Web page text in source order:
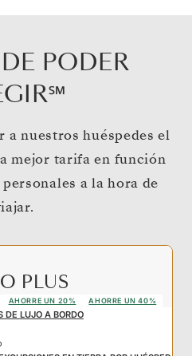
PODER
a nuestros huéspedes el
mejor tarifa en función
a la hora de
PLUS
AHORRE UN 20% AHORRE UN 40%
DE LUJO A BORDO